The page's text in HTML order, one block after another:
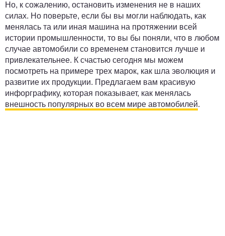
Но, к сожалению, остановить изменения не в наших
силах. Но поверьте, если бы вы могли наблюдать, как
менялась та или иная машина на протяжении всей
истории промышленности, то вы бы поняли, что в любом
случае автомобили со временем становится лучше и
привлекательнее. К счастью сегодня мы можем
посмотреть на примере трех марок, как шла эволюция и
развитие их продукции. Предлагаем вам красивую
инфорграфику, которая показывает, как менялась
внешность популярных во всем мире автомобилей.